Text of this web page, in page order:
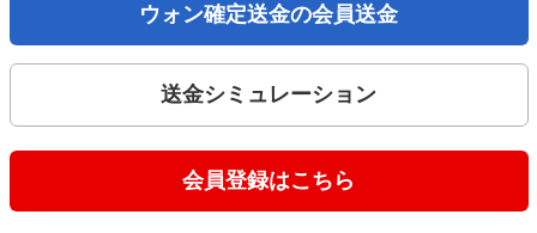
ウォン確定送金の会員送金
送金シミュレーション
会員登録はこちら